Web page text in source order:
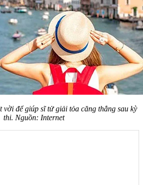
để giúp sĩ tử giải tỏa căng thẳng sau kỳ
thi. Nguồn: Internet